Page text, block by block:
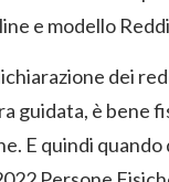
e modello
dei
guidata, è bene
E quindi